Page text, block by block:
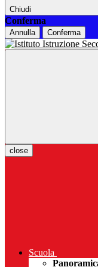
Chiudi
Conferma
Annulla Conferma
close
Scuola